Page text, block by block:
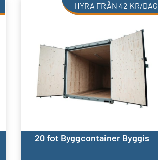
HYRA FRÅN 42 KR/DAG
20 fot Byggcontainer Byggis